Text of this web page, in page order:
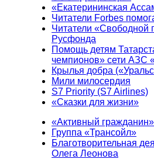
«Екатерининская
Читатели Forbes
Читатели «Свободной
Русфонда
Помощь детям
чемпионов» сети АЗС
Крылья добра
Мили милосердия
S7 Priority (S7 Airlines)
«Сказки для жизни»
«Активный
Группа «Трансойл»
Благотворительная
Олега Леонова